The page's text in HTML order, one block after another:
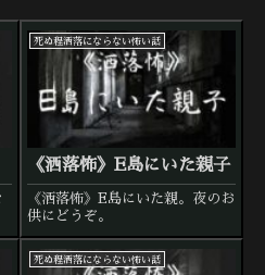
死ぬ程洒落にならない怖い話
《洒落怖》E島にいた親子
《洒落怖》E島にいた親。夜のお
供にどうぞ。
死ぬ程洒落にならない怖い話